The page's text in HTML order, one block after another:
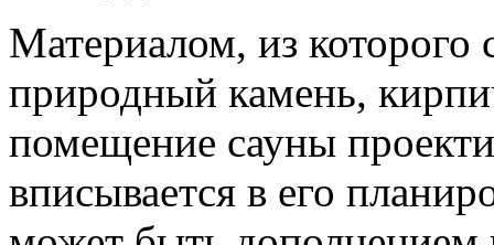
Материалом, из которого
природный камень,
помещение сауны
вписывается в его